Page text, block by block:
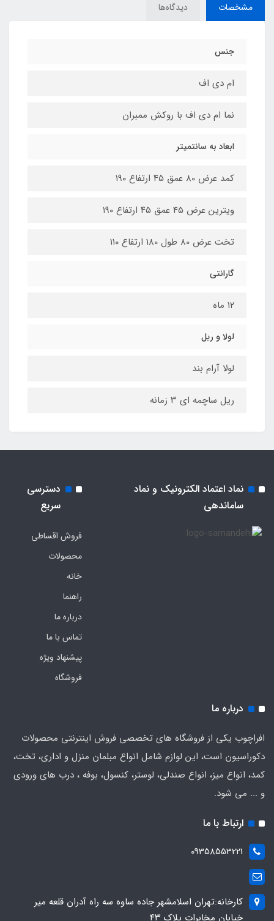
مشخصات دیدگاه‌ها
جنس
ام دی اف
نما ام دی اف با روکش ممبران
ابعاد به سانتمیتر
کمد عرض 80 عمق ۴۵ ارتفاع ۱۹۰
ویترین عرض 45 عمق ۴۵ ارتفاع ۱۹۰
تخت عرض 80 طول 180 ارتفاع ۱۱۰
گارانتی
۱۲ ماه
لولا و ریل
لولا آرام بند
ریل ساچمه ای ۳ زمانه
نماد اعتماد الکترونیک و نماد
ساماندهی
دسترسی
سریع
فروش اقساطی
محصولات
خانه
راهنما
درباره ما
تماس با ما
پیشنهاد ویژه
فروشگاه
درباره ما
افراچوب یکی از فروشگاه های تخصصی فروش اینترنتی محصولات
دکوراسیون است، این لوازم شامل انواع مبلمان منزل و اداری، تخت،
کمد، انواع میز، انواع صندلی، لوستر، کنسول، بوفه ، درب های ورودی
و ... می شود.
ارتباط با ما
09358553221
کارخانه:تهران اسلامشهر جاده ساوه سه راه آدران قلعه میر
خیابان مخابرات پلاک ۴۳